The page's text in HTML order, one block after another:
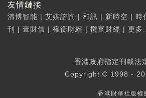
友情鏈接
清博智能 | 艾媒諮詢 | 和訊 | 新時空 | 時
刊
| 壹財信 | 權衡財經 | 攬富財經 | 更多
香港政府指定刊載法
Copyright © 1998 -
香港財華社版權